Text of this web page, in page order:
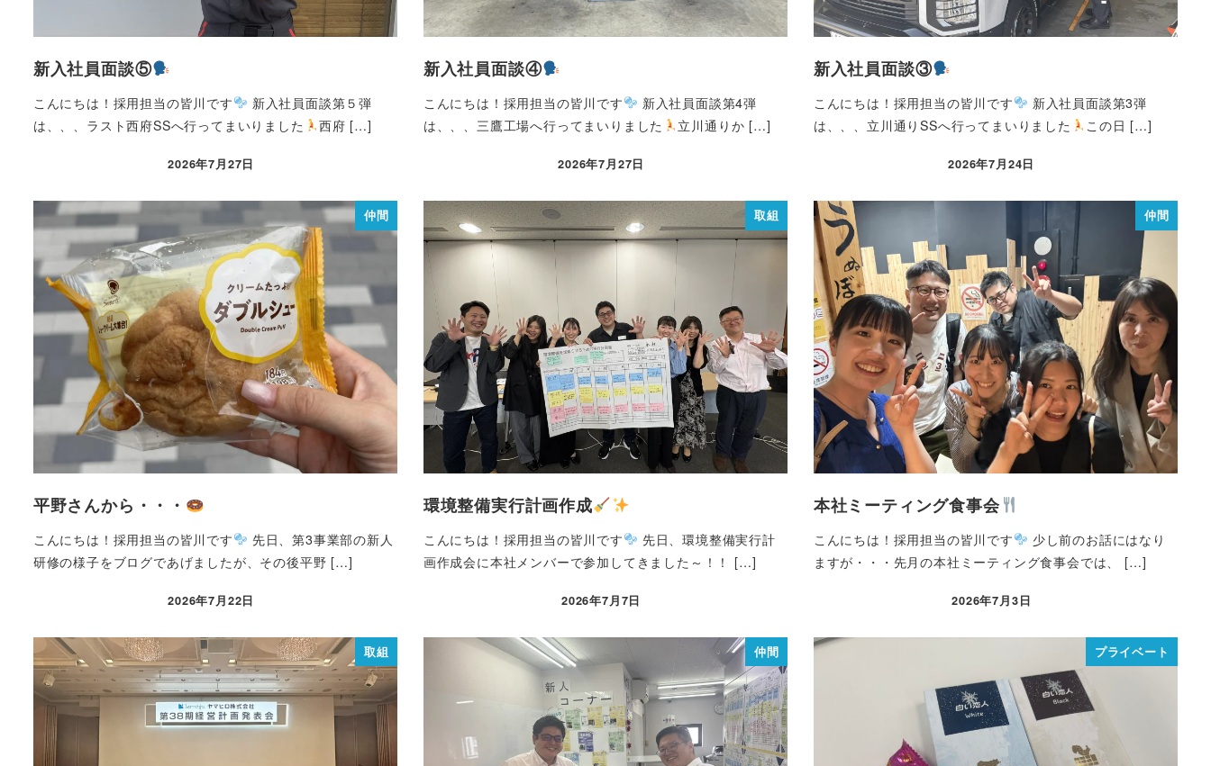
新入社員面談⑤
こんにちは！採用担当の皆川です
新入社員面談第５弾
は、、、ラスト西府SSへ行ってまいりました
西府 […]
2026年7月27日
新入社員面談④
こんにちは！採用担当の皆川です
新入社員面談第4弾
は、、、三鷹工場へ行ってまいりました
立川通りか […]
2026年7月27日
新入社員面談③
こんにちは！採用担当の皆川です
新入社員面談第3弾
は、、、立川通りSSへ行ってまいりました
この日 […]
2026年7月24日
仲間
平野さんから・・・
こんにちは！採用担当の皆川です
先日、第3事業部の新人
研修の様子をブログであげましたが、その後平野 […]
2026年7月22日
取組
環境整備実行計画作成
こんにちは！採用担当の皆川です
先日、環境整備実行計
画作成会に本社メンバーで参加してきました～！！ […]
2026年7月7日
仲間
本社ミーティング食事会
こんにちは！採用担当の皆川です
少し前のお話にはなり
ますが・・・先月の本社ミーティング食事会では、 […]
2026年7月3日
取組 仲間 プライベート